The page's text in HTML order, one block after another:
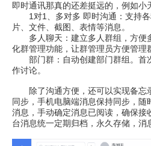
即时通讯那真的还差挺远的，例如小
1对1、多对多 即时沟通：支持各
片、文件、截图、表情等消息。
多人聊天：建立多人群组，方便
化群管理功能，让群管理员方便管理
部门群：自动创建部门群组。首
作讨论。
除了沟通方便，还可以实现备忘
同步，手机电脑端消息保持同步，随
消息，手动确定消息已阅读，确保接
台消息统一定期归档，永久存储，消